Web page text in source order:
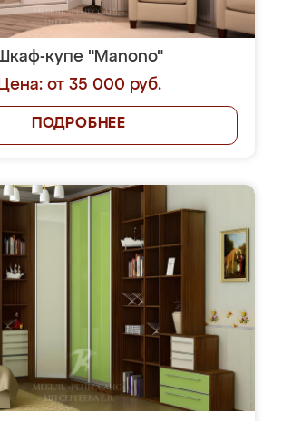
купе "Manono"
Цена: от 35 000 руб.
ПОДРОБНЕЕ